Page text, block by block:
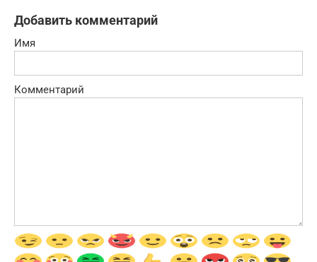
Добавить комментарий
Имя
Комментарий